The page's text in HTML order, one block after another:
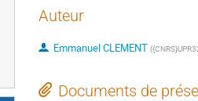
Auteur
Emmanuel CLEMENT (
Documents de